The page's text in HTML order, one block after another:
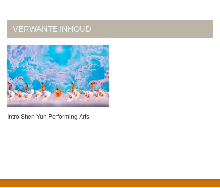
VERWANTE INHOUD
Intro Shen Yun Performing Arts